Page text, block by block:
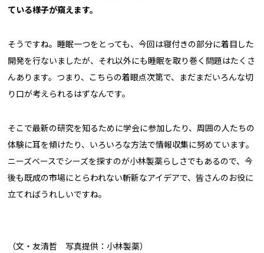
ている様子が窺えます。
そうですね。睡眠一つをとっても、今回は寝付きの部分に着目した
開発を行ないましたが、それ以外にも睡眠を取り巻く問題はたくさ
んあります。つまり、こちらの着眼点次第で、まだまだいろんな切
り口が考えられるはずなんです。
そこで最新の研究を知るために学会に参加したり、周囲の人たちの
体験に耳を傾けたり、いろいろな方法で情報収集に努めています。
ニーズベースでシーズを探すのが小林製薬らしさでもあるので、今
後も既成の市場にとらわれない斬新なアイデアで、皆さんのお役に
立てればうれしいですね。
（文・友清哲 写真提供：小林製薬）